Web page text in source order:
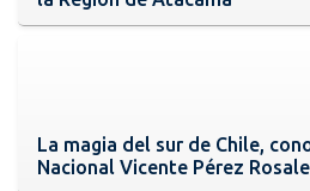
La magia del sur de Chile,
Nacional Vicente Pérez